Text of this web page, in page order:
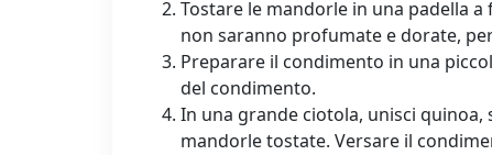
Tostare le mandorle in una padella
non saranno profumate e dorate,
Preparare il condimento in una
del condimento.
In una grande ciotola, unisci
mandorle tostate. Versare il